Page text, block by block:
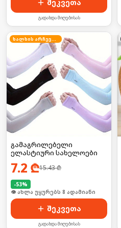
შეკვეთა
გადახდა მიღებისას
გამაგრილებელი
ელასტიური სახელოები
7.2 ₾15.43₾
-53%
🛒 ბოლო 24სთ-ში იყიდა 15-მა
შეკვეთა
გადახდა მიღებისას